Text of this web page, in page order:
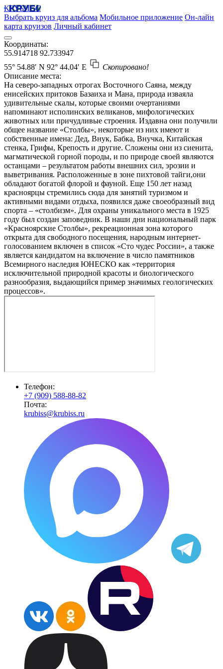
КРУБИСС
Выбрать круиз для альбома Мобильное приложение Он-лайн
карта круизов Личный кабинет
Координаты:
55.914718 92.733947
55° 54.88′ N 92° 44.04′ E
Скопировано!
Описание места:
На северо-западных отрогах Восточного Саяна, между
енисейских притоков Базаиха и Мана, природа изваяла
удивительные скалы, которые своими очертаниями
напоминают исполинских великанов, мифологических
животных или причудливые строения. Издавна они получили
общее название «Столбы», некоторые из них имеют и
собственные имена: Дед, Внук, Бабка, Внучка, Китайская
стенка, Грифы, Крепость и другие. Сложены они из сиенита,
магматической горной породы, и по природе своей являются
останцами – результатом работы внешних сил, эрозии и
выветривания. Расположенные в зоне пихтовой тайги,они
обладают богатой флорой и фауной. Еще 150 лет назад
красноярцы стремились сюда для занятий туризмом и
активными видами отдыха, появился даже своеобразный вид
спорта – «столбизм». Для охраны уникального места в 1925
году был создан заповедник. В наши дни национальный парк
«Красноярские Столбы», рекреационная зона которого
открыта для свободного посещения, народным интернет-
голосованием включен в список «Сто чудес России», а также
является кандидатом на включение в число памятников
Всемирного наследия ЮНЕСКО как «территория
исключительной природной красоты и биологического
разнообразия, выдающийся пример значимых геологических
процессов».
Телефон:
+7 (909) 588-88-82
Почта:
krubiss@krubiss.ru